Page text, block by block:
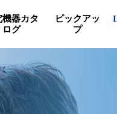
機器カタ
ログ
ピックアッ
プ